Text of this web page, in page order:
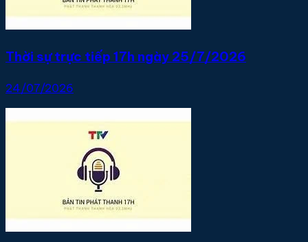
Thời sự trực tiếp 17h ngày 25/7/2026
24/07/2026